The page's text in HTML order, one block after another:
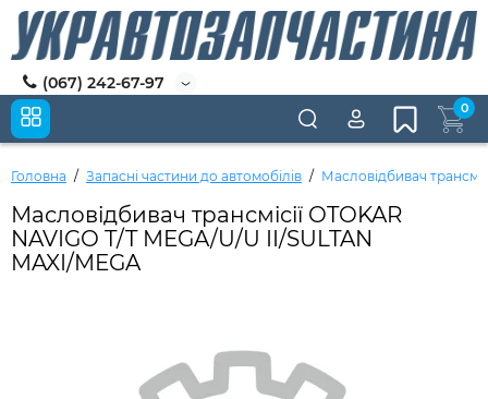
(067) 242-67-97
0
Головна Запасні частини до автомобілів Масловідбивач
Масловідбивач трансмісії OTOKAR
NAVIGO T/T MEGA/U/U II/SULTAN
MAXI/MEGA